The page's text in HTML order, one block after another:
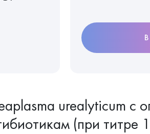
urealyticum с
(при